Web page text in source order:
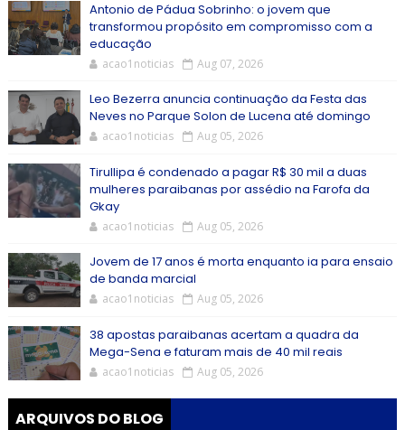
Antonio de Pádua Sobrinho: o jovem que
transformou propósito em compromisso com a
educação
acao1noticias Aug 07, 2026
Leo Bezerra anuncia continuação da Festa das
Neves no Parque Solon de Lucena até domingo
acao1noticias Aug 05, 2026
Tirullipa é condenado a pagar R$ 30 mil a duas
mulheres paraibanas por assédio na Farofa da
Gkay
acao1noticias Aug 05, 2026
Jovem de 17 anos é morta enquanto ia para ensaio
de banda marcial
acao1noticias Aug 05, 2026
38 apostas paraibanas acertam a quadra da
Mega-Sena e faturam mais de 40 mil reais
acao1noticias Aug 05, 2026
ARQUIVOS DO BLOG